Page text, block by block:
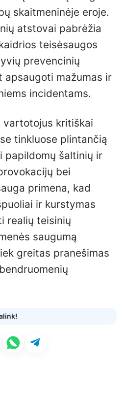
skaitmeninėje eroje.
atstovai pabrėžia
teisėsaugos
prevencinių
apsaugoti mažumas ir
incidentams.
vartotojus kritiškai
tinkluose plintančią
papildomų šaltinių ir
bei
primena, kad
ir kurstymas
realių teisinių
saugumą
greitas pranešimas